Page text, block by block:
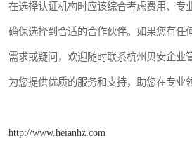
在选择认证机构时应该综合考虑费用、专
确保选择到合适的合作伙伴。如果您有任
需求或疑问，欢迎随时联系杭州贝安企业
为您提供优质的服务和支持，助您在专业
http://www.heianhz.com